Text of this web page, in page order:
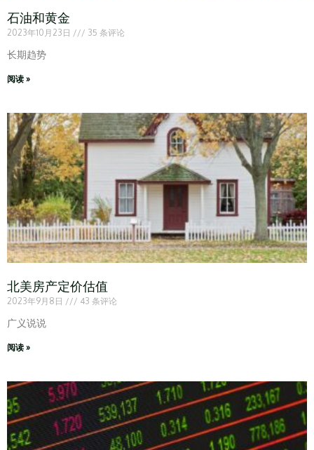
石油和黄金
2023年10月23日 35 条评论
长期趋势
阅读 »
北美房产定价估值
2023年9月8日 43 条评论
广义说说
阅读 »